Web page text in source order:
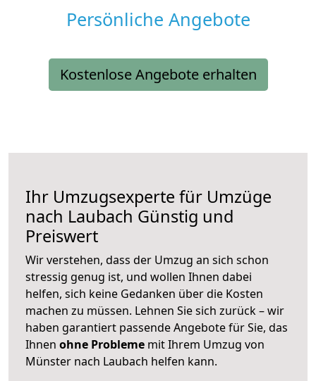
Persönliche Angebote
Kostenlose Angebote erhalten
Ihr Umzugsexperte für Umzüge
nach Laubach Günstig und
Preiswert
Wir verstehen, dass der Umzug an sich schon
stressig genug ist, und wollen Ihnen dabei
helfen, sich keine Gedanken über die Kosten
machen zu müssen. Lehnen Sie sich zurück – wir
haben garantiert passende Angebote für Sie, das
Ihnen ohne Probleme mit Ihrem Umzug von
Münster nach Laubach helfen kann.